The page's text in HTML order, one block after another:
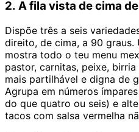
2. A fila vista de cima
Dispõe três a seis
direito, de cima, a 90
mostra todo o teu menu
pastor, carnitas, peixe,
mais partilhável e digna de
Agrupa em números
do que quatro ou seis) e
tacos com salsa vermelha